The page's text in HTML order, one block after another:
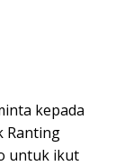
kepada
Ranting
untuk ikut